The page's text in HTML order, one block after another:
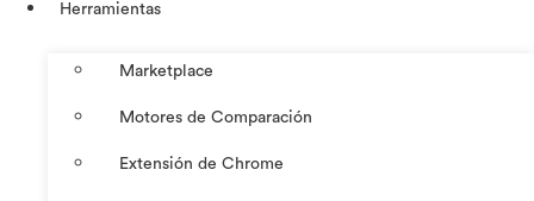
Herramientas
Marketplace
Motores de Comparación
Extensión de Chrome